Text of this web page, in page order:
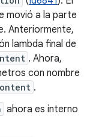
movió a la parte
Anteriormente,
lambda final de
. Ahora,
con nombre
.
ahora es interno